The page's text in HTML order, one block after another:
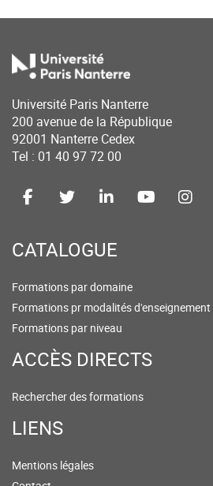
Université Paris Nanterre
200 avenue de la République
92001 Nanterre Cedex
Tel : 01 40 97 72 00
CATALOGUE
Formations par domaine
Formations pr modalités d'enseignement
Formations par niveau
ACCÈS DIRECTS
Rechercher des formations
LIENS
Mentions légales